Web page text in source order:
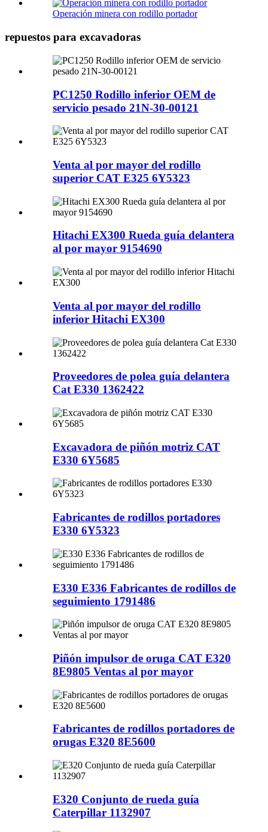
Operación minera con rodillo portador
repuestos para excavadoras
PC1250 Rodillo inferior OEM de
servicio pesado 21N-30-00121
Venta al por mayor del rodillo
superior CAT E325 6Y5323
Hitachi EX300 Rueda guía delantera
al por mayor 9154690
Venta al por mayor del rodillo
inferior Hitachi EX300
Proveedores de polea guía delantera
Cat E330 1362422
Excavadora de piñón motriz CAT
E330 6Y5685
Fabricantes de rodillos portadores
E330 6Y5323
E330 E336 Fabricantes de rodillos de
seguimiento 1791486
Piñón impulsor de oruga CAT E320
8E9805 Ventas al por mayor
Fabricantes de rodillos portadores de
orugas E320 8E5600
E320 Conjunto de rueda guía
Caterpillar 1132907